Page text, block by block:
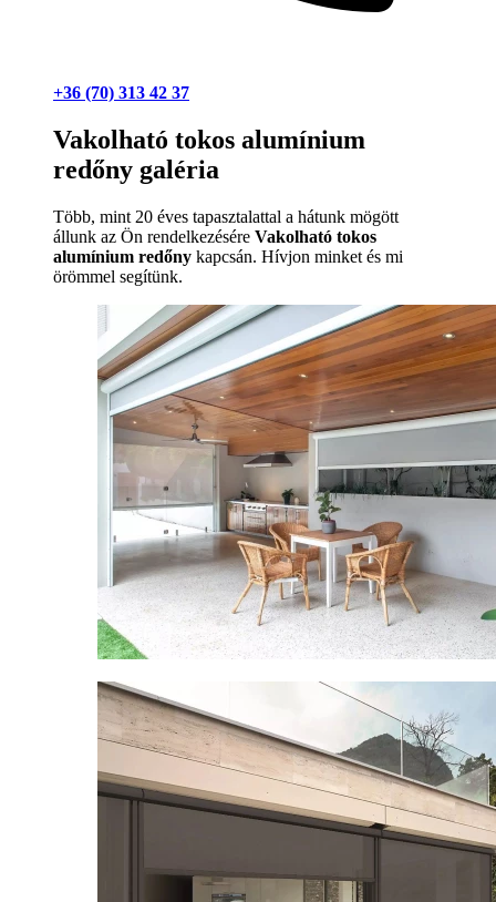
+36 (70) 313 42 37
Vakolható tokos alumínium
redőny galéria
Több, mint 20 éves tapasztalattal a hátunk mögött
állunk az Ön rendelkezésére Vakolható tokos
alumínium redőny kapcsán. Hívjon minket és mi
örömmel segítünk.